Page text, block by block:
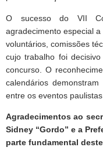
O sucesso do VII
agradecimento especial
voluntários, comissões
cujo trabalho foi
concurso. O
calendários
entre os eventos
Agradecimentos ao
Sidney “Gordo” e a
parte fundamental